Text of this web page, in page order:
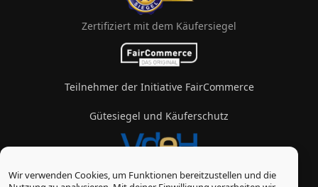
Wir verwenden Cookies, um Funktionen bereitzustellen und die
Zertifiziert mit dem Käufersiegel
Teilnehmer der Initiative FairCommerce
Gütesiegel und Käuferschutz
Mitglied im Verband des eZigarettenhandels